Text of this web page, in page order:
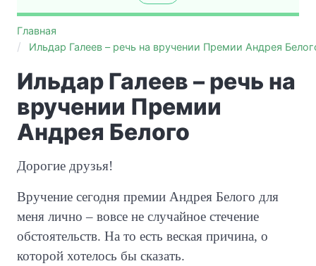
Главная
Ильдар Галеев – речь на вручении Премии Андрея
Ильдар Галеев – речь на
вручении Премии
Андрея Белого
Дорогие друзья!
Вручение сегодня премии Андрея Белого для
меня лично – вовсе не случайное стечение
обстоятельств. На то есть веская причина, о
которой хотелось бы сказать.